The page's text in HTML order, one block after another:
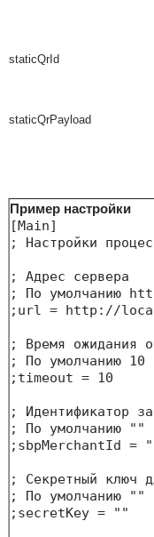
staticQrId
staticQrPayload
Пример настройки
[Main]
; Настройки
; Адрес сервера
; По умолчанию
;url = http://
; Время ожидания
; По умолчанию 10
;timeout = 10
; Идентификатор
; По умолчанию ""
;sbpMerchantId =
; Секретный ключ
; По умолчанию ""
;secretKey = ""